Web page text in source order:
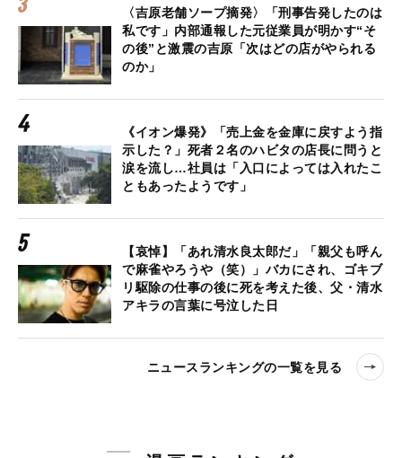
〈吉原老舗ソープ摘発〉「刑事告発したのは
私です」内部通報した元従業員が明かす“そ
の後”と激震の吉原「次はどの店がやられる
のか」
《イオン爆発》「売上金を金庫に戻すよう指
示した？」死者２名のハビタの店長に問うと
涙を流し…社員は「入口によっては入れたこ
ともあったようです」
【哀悼】「あれ清水良太郎だ」「親父も呼ん
で麻雀やろうや（笑）」バカにされ、ゴキブ
リ駆除の仕事の後に死を考えた後、父・清水
アキラの言葉に号泣した日
ニュースランキングの一覧を見る